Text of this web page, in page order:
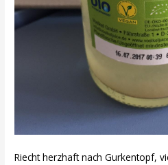
Riecht herzhaft nach Gurkentopf,